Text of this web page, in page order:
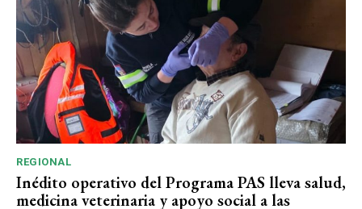
REGIONAL
Inédito operativo del Programa PAS lleva salud,
medicina veterinaria y apoyo social a las